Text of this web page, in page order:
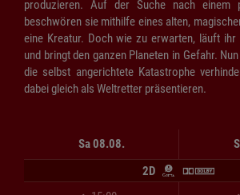
produzieren. Auf der Suche nach einem
beschwören sie mithilfe eines alten,
eine Kreatur. Doch wie zu erwarten, läuft ihr
und bringt den ganzen Planeten in Gefahr.
die selbst angerichtete Katastrophe
dabei gleich als Weltretter präsentieren.
Sa 08.08.
2D